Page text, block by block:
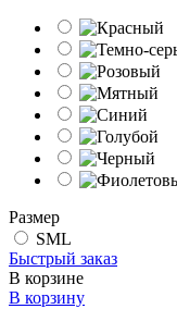
Размер
SML
Быстрый заказ
В корзине
В корзину